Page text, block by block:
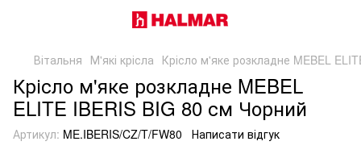
Вітальня М'які крісла Крісло м'яке розкладне MEBEL
Крісло м'яке розкладне MEBEL
ELITE IBERIS BIG 80 см Чорний
Артикул: ME.IBERIS/CZ/T/FW80 Написати відгук